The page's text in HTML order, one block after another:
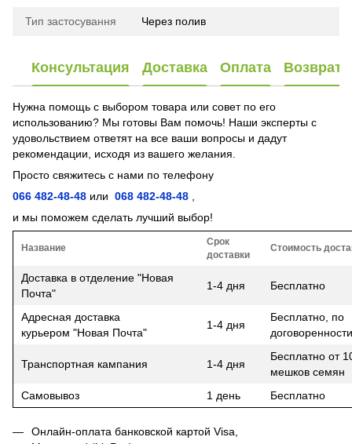
Тип застосування Через полив
Консультация Доставка Оплата Возврат
Нужна помощь с выбором товара или совет по его
использованию? Мы готовы Вам помочь! Наши эксперты с
удовольствием ответят на все ваши вопросы и дадут
рекомендации, исходя из вашего желания.
Просто свяжитесь с нами по телефону
066 482-48-48 или 068 482-48-48
и мы поможем сделать лучший выбор!
Название
Срок
доставки
Стоимость
Доставка в отделение "Новая
Почта"
1-4 дня Бесплатно
Адресная доставка
курьером "Новая Почта"
1-4 дня
Бесплатно, по
договоренности
Транспортная кампания 1-4 дня
Бесплатно от
мешков семян
Самовывоз
1 день Бесплатно
Онлайн-оплата банковской картой Visa,